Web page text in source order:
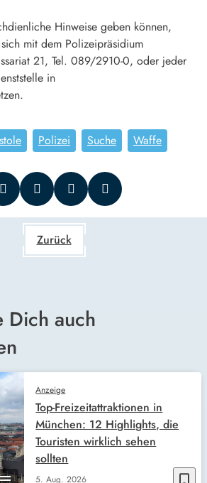
Hinweise geben können,
mit dem Polizeipräsidium
21, Tel. 089/2910-0, oder jeder
in
Polizei Suche Waffe
Zurück
Dich auch
bookmark_border
Anzeige
5. Aug. 2026
Top-Freizeitattraktionen in
München: 12 Highlights, die
Touristen wirklich sehen
sollten